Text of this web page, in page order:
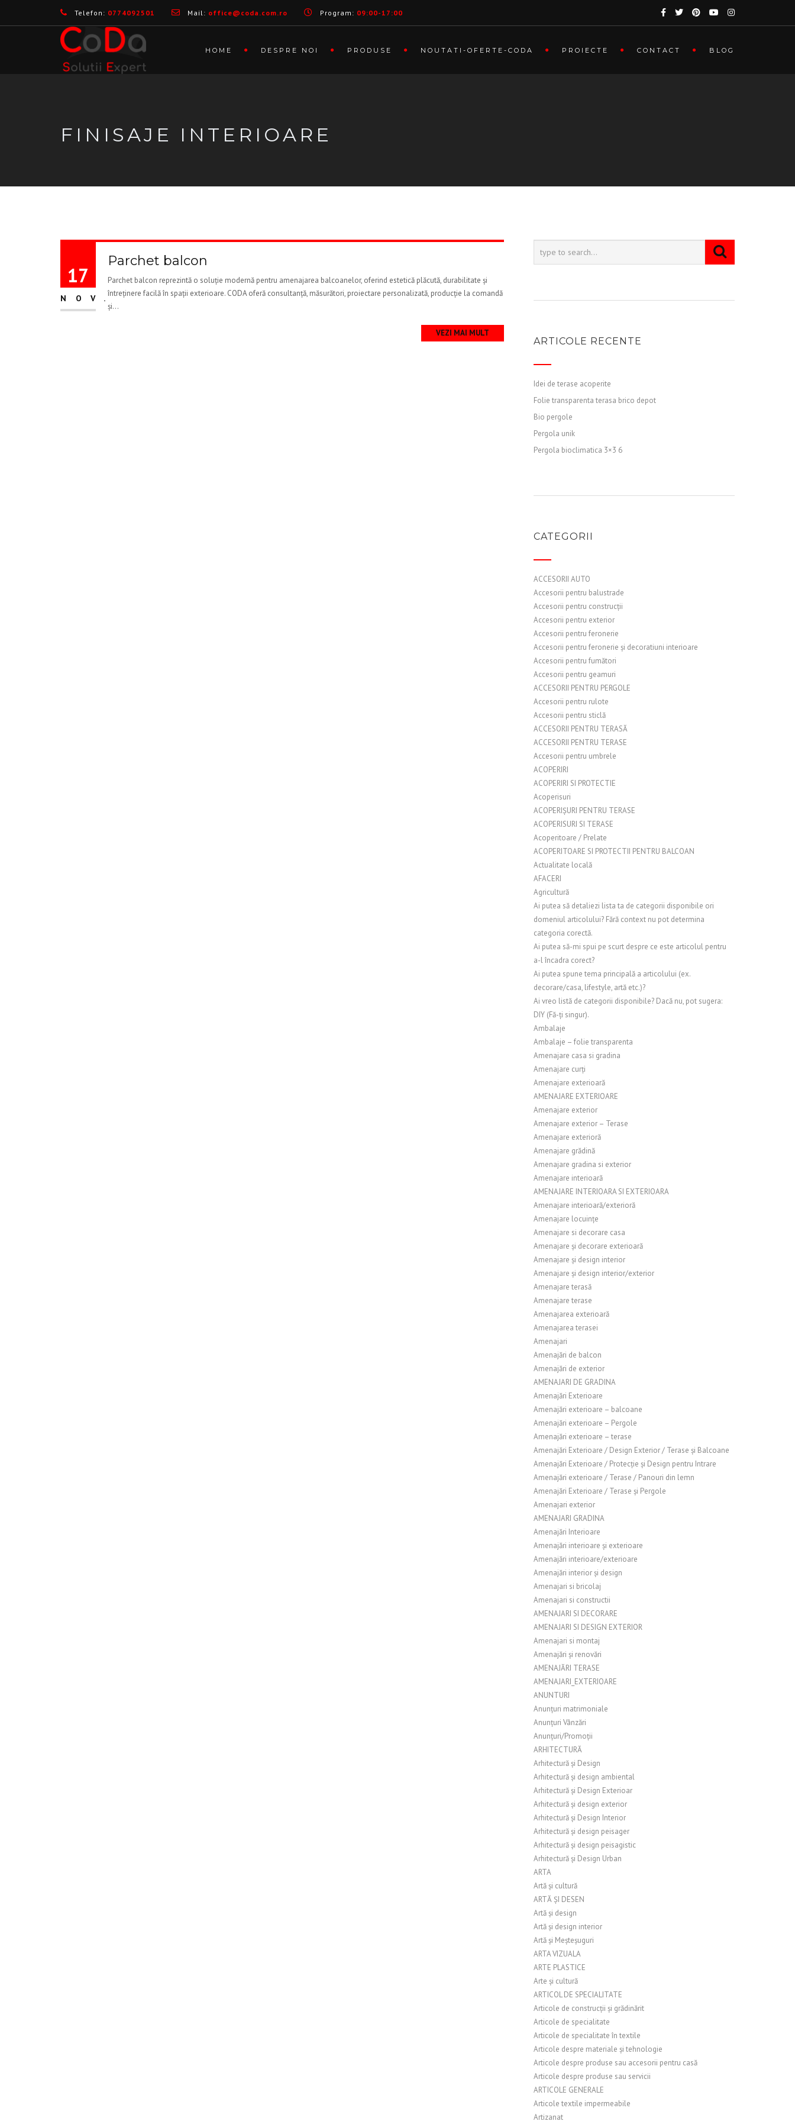
Telefon: 0774092501 Mail: office@coda.com.ro Program: 09:00-17:00
HOME DESPRE NOI PRODUSE NOUTATI-OFERTE-CODA PROIECTE CONTACT BLOG
FINISAJE INTERIOARE
17
NOV.
Parchet balcon
Parchet balcon reprezintă o soluție modernă pentru amenajarea balcoanelor, oferind estetică plăcută, durabilitate și
întreținere facilă în spații exterioare. CODA oferă consultanță, măsurători, proiectare personalizată, producție la comandă
și...
VEZI MAI MULT
ARTICOLE RECENTE
Idei de terase acoperite
Folie transparenta terasa brico depot
Bio pergole
Pergola unik
Pergola bioclimatica 3×3 6
CATEGORII
ACCESORII AUTO
Accesorii pentru balustrade
Accesorii pentru construcții
Accesorii pentru exterior
Accesorii pentru feronerie
Accesorii pentru feronerie și decoratiuni interioare
Accesorii pentru fumători
Accesorii pentru geamuri
ACCESORII PENTRU PERGOLE
Accesorii pentru rulote
Accesorii pentru sticlă
ACCESORII PENTRU TERASĂ
ACCESORII PENTRU TERASE
Accesorii pentru umbrele
ACOPERIRI
ACOPERIRI SI PROTECTIE
Acoperisuri
ACOPERIȘURI PENTRU TERASE
ACOPERISURI SI TERASE
Acoperitoare / Prelate
ACOPERITOARE SI PROTECTII PENTRU BALCOAN
Actualitate locală
AFACERI
Agricultură
Ai putea să detaliezi lista ta de categorii disponibile ori
domeniul articolului? Fără context nu pot determina
categoria corectă.
Ai putea să-mi spui pe scurt despre ce este articolul pentru
a-l încadra corect?
Ai putea spune tema principală a articolului (ex.
decorare/casa, lifestyle, artă etc.)?
Ai vreo listă de categorii disponibile? Dacă nu, pot sugera:
DIY (Fă-ți singur).
Ambalaje
Ambalaje – folie transparenta
Amenajare casa si gradina
Amenajare curți
Amenajare exterioară
AMENAJARE EXTERIOARE
Amenajare exterior
Amenajare exterior – Terase
Amenajare exterioră
Amenajare grădină
Amenajare gradina si exterior
Amenajare interioară
AMENAJARE INTERIOARA SI EXTERIOARA
Amenajare interioară/exterioră
Amenajare locuințe
Amenajare si decorare casa
Amenajare și decorare exterioară
Amenajare și design interior
Amenajare și design interior/exterior
Amenajare terasă
Amenajare terase
Amenajarea exterioară
Amenajarea terasei
Amenajari
Amenajări de balcon
Amenajări de exterior
AMENAJARI DE GRADINA
Amenajări Exterioare
Amenajări exterioare – balcoane
Amenajări exterioare – Pergole
Amenajări exterioare – terase
Amenajări Exterioare / Design Exterior / Terase și Balcoane
Amenajări Exterioare / Protecție și Design pentru Intrare
Amenajări exterioare / Terase / Panouri din lemn
Amenajări Exterioare / Terase și Pergole
Amenajari exterior
AMENAJARI GRADINA
Amenajări Interioare
Amenajări interioare și exterioare
Amenajări interioare/exterioare
Amenajări interior și design
Amenajari si bricolaj
Amenajari si constructii
AMENAJARI SI DECORARE
AMENAJARI SI DESIGN EXTERIOR
Amenajari si montaj
Amenajări și renovări
AMENAJĂRI TERASE
AMENAJARI_EXTERIOARE
ANUNTURI
Anunțuri matrimoniale
Anunțuri Vânzări
Anunțuri/Promoții
ARHITECTURĂ
Arhitectură și Design
Arhitectură și design ambiental
Arhitectură și Design Exterioar
Arhitectură și design exterior
Arhitectură și Design Interior
Arhitectură și design peisager
Arhitectură și design peisagistic
Arhitectură și Design Urban
ARTA
Artă și cultură
ARTĂ ȘI DESEN
Artă și design
Artă și design interior
Artă și Meșteșuguri
ARTA VIZUALA
ARTE PLASTICE
Arte și cultură
ARTICOL DE SPECIALITATE
Articole de construcții și grădinărit
Articole de specialitate
Articole de specialitate în textile
Articole despre materiale și tehnologie
Articole despre produse sau accesorii pentru casă
Articole despre produse sau servicii
ARTICOLE GENERALE
Articole textile impermeabile
Artizanat